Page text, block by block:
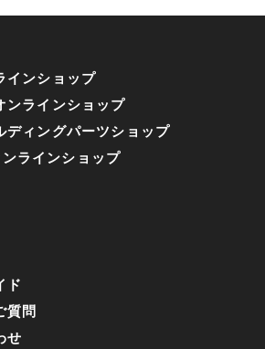
インショップ
ンラインショップ
ディングパーツショップ
ラインショップ
ド
質問
せ